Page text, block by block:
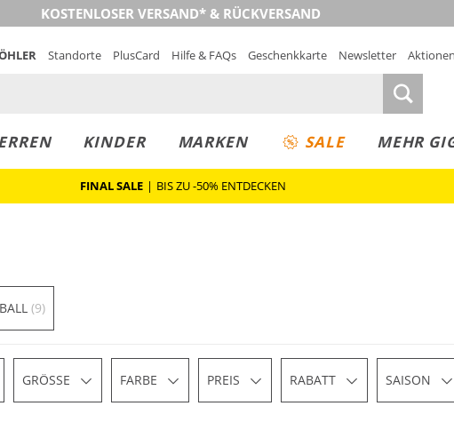
KOSTENLOSER VERSAND* & RÜCKVERSAND
Standorte PlusCard Hilfe & FAQs Geschenkkarte Newsletter Aktionen
KINDER MARKEN SALE MEHR
FINAL SALE | BIS ZU -50% ENTDECKEN
(9)
GRÖSSE FARBE PREIS RABATT SAISON